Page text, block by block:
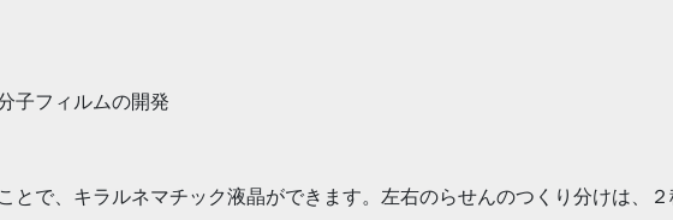
子フィルムの開発
とで、キラルネマチック液晶ができます。左右のらせんのつくり分けは、